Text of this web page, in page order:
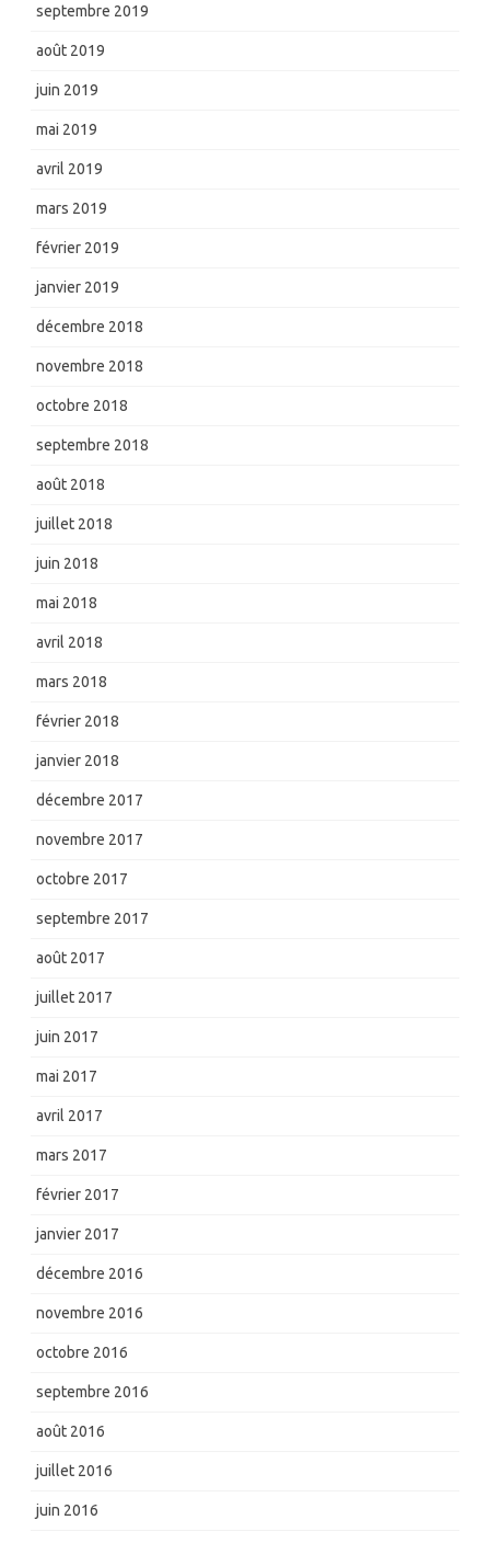
septembre 2019
août 2019
juin 2019
mai 2019
avril 2019
mars 2019
février 2019
janvier 2019
décembre 2018
novembre 2018
octobre 2018
septembre 2018
août 2018
juillet 2018
juin 2018
mai 2018
avril 2018
mars 2018
février 2018
janvier 2018
décembre 2017
novembre 2017
octobre 2017
septembre 2017
août 2017
juillet 2017
juin 2017
mai 2017
avril 2017
mars 2017
février 2017
janvier 2017
décembre 2016
novembre 2016
octobre 2016
septembre 2016
août 2016
juillet 2016
juin 2016